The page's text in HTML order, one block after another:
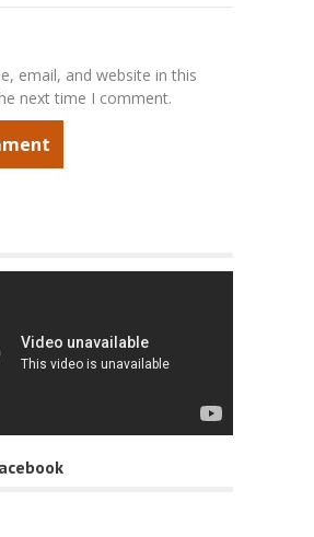
email, and website in this
next time I comment.